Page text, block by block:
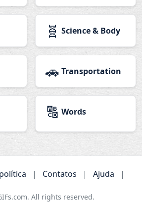
🧬 Science & Body
🚗 Transportation
🔠 Words
| Contatos | Ajuda
|
All rights reserved.